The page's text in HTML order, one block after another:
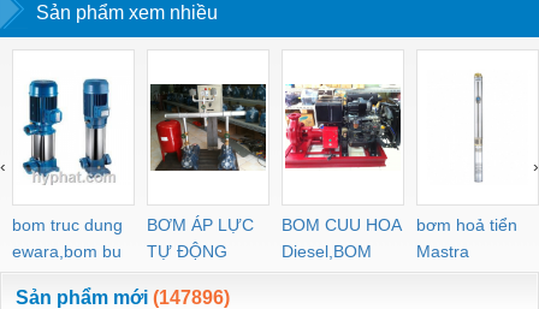
Sản phẩm xem nhiều
bom truc dung
ewara,bom bu
ewara
BƠM ÁP LỰC
TỰ ĐỘNG
BOM CUU HOA
Diesel,BOM
CHUA CHAY
bơm hoả tiển
Mastra
‹ ›
Sản phẩm mới (147896)